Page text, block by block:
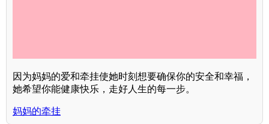
因为妈妈的爱和牵挂使她时刻想要确保你的安全和幸福，
她希望你能健康快乐，走好人生的每一步。
妈妈的牵挂